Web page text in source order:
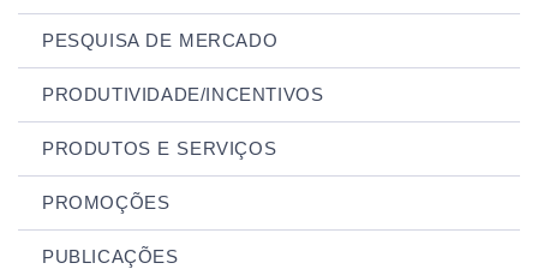
PESQUISA DE MERCADO
PRODUTIVIDADE/INCENTIVOS
PRODUTOS E SERVIÇOS
PROMOÇÕES
PUBLICAÇÕES